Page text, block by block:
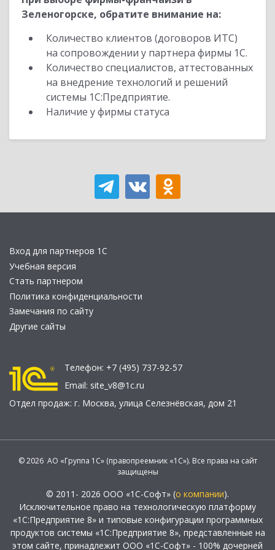
Зеленогорске, обратите внимание на:
Количество клиентов (договоров ИТС)
на сопровождении у партнера фирмы 1С.
Количество специалистов, аттестованных
на внедрение технологий и решений
системы 1С:Предприятие.
Наличие у фирмы статуса
Вход для партнеров 1С
Учебная версия
Стать партнером
Политика конфиденциальности
Замечания по сайту
Другие сайты
Телефон: +7 (495) 737-92-57
Email: site_v8@1c.ru
Отдел продаж: г. Москва, улица Селезнёвская, дом 21
© 2026 АО «Группа 1С» (правопреемник «1С»). Все права на сайт
защищены
© 2011- 2026 ООО «1С-Софт» (о компании).
Исключительное право на технологическую платформу
«1С:Предприятие 8» и типовые конфигурации программных
продуктов системы «1С:Предприятие 8», представленные на
этом сайте, принадлежит ООО «1С-Софт» - 100% дочерней